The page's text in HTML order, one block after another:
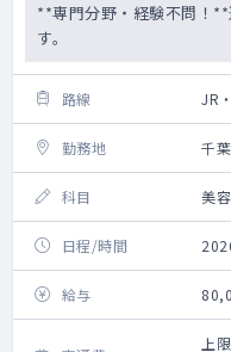
**専門分野・経験不問！
す。
路線 JR
勤務地 千
科目 美
日程/時間
給与
上